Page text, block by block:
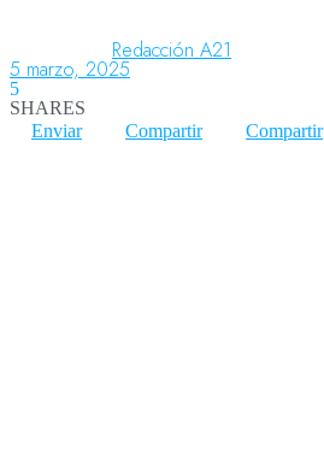
Redacción A21
5 marzo, 2025
5
SHARES
Enviar
Compartir Compartir